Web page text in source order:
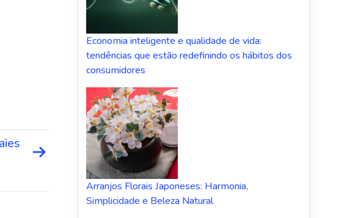
Economia inteligente e qualidade de vida:
tendências que estão redefinindo os hábitos dos
consumidores
Arranjos Florais Japoneses: Harmonia,
Simplicidade e Beleza Natural